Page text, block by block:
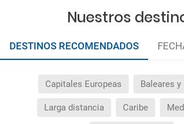
Nuestros
DESTINOS RECOMENDADOS
Capitales Europeas Baleares y
Larga distancia Caribe